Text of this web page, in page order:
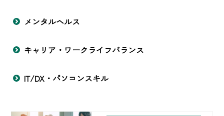
メンタルヘルス
キャリア・ワークライフバランス
IT/DX・パソコンスキル